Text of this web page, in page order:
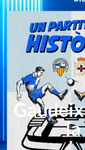
la